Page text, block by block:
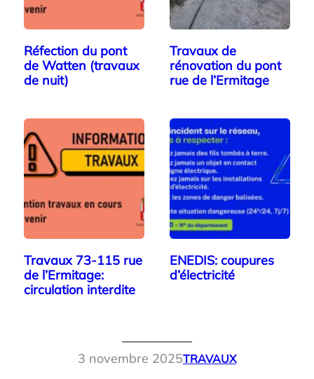
Réfection du pont
de Watten (travaux
de nuit)
Travaux de
rénovation du pont
rue de l’Ermitage
Travaux 73-115 rue
de l’Ermitage:
circulation interdite
ENEDIS: coupures
d’électricité
3 novembre 2025TRAVAUX